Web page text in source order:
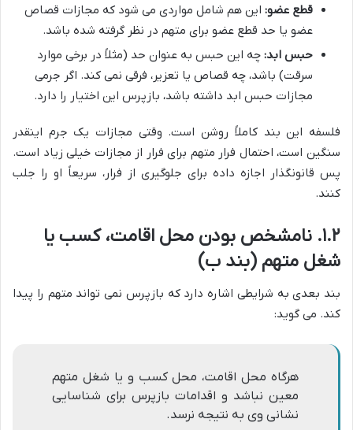
قطع عضو: این هم شامل مواردی می شود که مجازات قصاص
عضو یا حد قطع عضو برای متهم در نظر گرفته شده باشد.
حبس ابد: چه این حبس به عنوان حد (مثلاً در برخی موارد
سرقت) باشد، چه قصاص یا تعزیر، فرقی نمی کند. اگر جرمی
مجازات حبس ابد داشته باشد، بازپرس این اختیار را دارد.
فلسفه این بند کاملاً روشن است. وقتی مجازات یک جرم اینقدر
سنگین است، احتمال فرار متهم برای فرار از مجازات خیلی زیاد است.
پس قانونگذار اجازه داده برای جلوگیری از فرار، سریعاً او را جلب
کنند.
۱.۲. نامشخص بودن محل اقامت، کسب یا
شغل متهم (بند ب)
بند بعدی به شرایطی اشاره دارد که بازپرس نمی تواند متهم را پیدا
کند. می گوید:
هرگاه محل اقامت، محل کسب و یا شغل متهم
معین نباشد و اقدامات بازپرس برای شناسایی
نشانی وی به نتیجه نرسد.